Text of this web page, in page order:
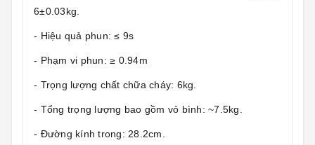
6±0.03kg.
- Hiệu quả phun: ≤ 9s
- Phạm vi phun: ≥ 0.94m
- Trọng lượng chất chữa cháy: 6kg.
- Tổng trọng lượng bao gồm vỏ bình: ~7.5kg.
- Đường kính trong: 28.2cm.